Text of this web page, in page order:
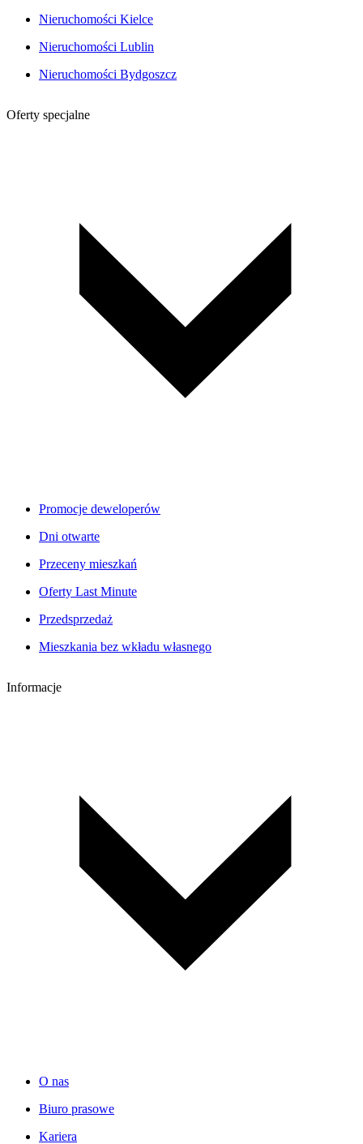
Nieruchomości Kielce
Nieruchomości Lublin
Nieruchomości Bydgoszcz
Oferty specjalne
Promocje deweloperów
Dni otwarte
Przeceny mieszkań
Oferty Last Minute
Przedsprzedaż
Mieszkania bez wkładu własnego
Informacje
O nas
Biuro prasowe
Kariera